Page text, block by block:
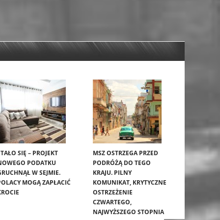
SIĘ – PROJEKT
PODATKU
W SEJMIE.
MOGĄ ZAPŁACIĆ
MSZ OSTRZEGA PRZED
PODRÓŻĄ DO TEGO
KRAJU. PILNY
KOMUNIKAT, KRYTYCZNE
OSTRZEŻENIE
CZWARTEGO,
NAJWYŻSZEGO STOPNIA